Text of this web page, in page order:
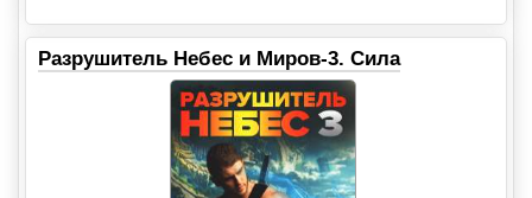
Разрушитель Небес и Миров-3. Сила